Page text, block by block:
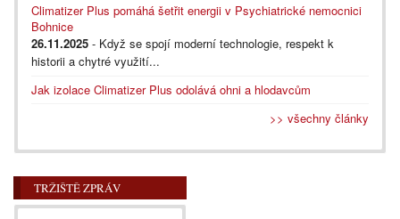
Climatizer Plus pomáhá šetřit energii v Psychiatrické nemocnici
Bohnice
26.11.2025 - Když se spojí moderní technologie, respekt k
historii a chytré využití...
Jak izolace Climatizer Plus odolává ohni a hlodavcům
>> všechny články
TRŽIŠTĚ ZPRÁV